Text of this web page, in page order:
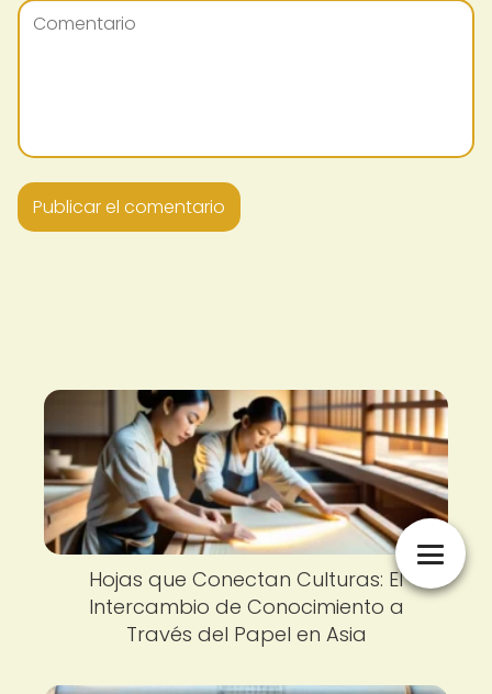
Hojas que Conectan Culturas: El
Intercambio de Conocimiento a
Través del Papel en Asia